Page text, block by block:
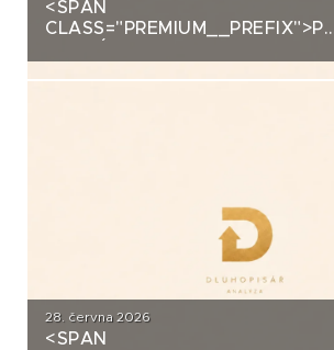
<SPAN
28. června 2026
<SPAN